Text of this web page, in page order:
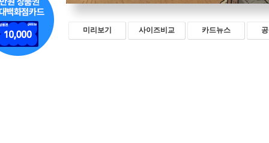
미리보기 사이즈비교 카드뉴스